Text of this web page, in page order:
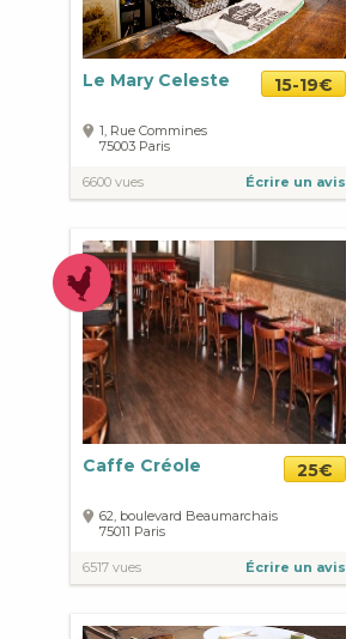
Le Mary Celeste 15-19€
1, Rue Commines
75003 Paris
6600 vues Écrire un avis
Caffe Créole 25€
62, boulevard Beaumarchais
75011 Paris
6517 vues Écrire un avis